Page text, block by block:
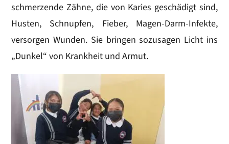
schmerzende Zähne, die von Karies geschädigt sind,
Husten, Schnupfen, Fieber, Magen-Darm-Infekte,
versorgen Wunden. Sie bringen sozusagen Licht ins
„Dunkel“ von Krankheit und Armut.